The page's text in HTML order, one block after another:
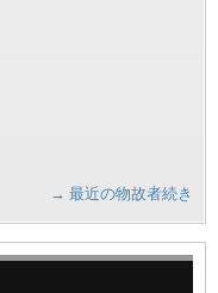
→ 最近の物故者続き